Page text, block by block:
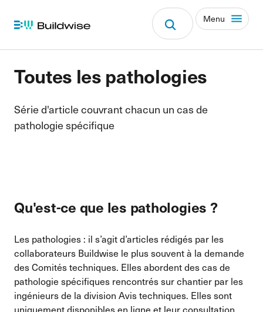
Menu
Toutes les pathologies
Série d'article couvrant chacun un cas de
pathologie spécifique
Qu'est-ce que les pathologies ?
Les pathologies : il s’agit d’articles rédigés par les
collaborateurs Buildwise le plus souvent à la demande
des Comités techniques. Elles abordent des cas de
pathologie spécifiques rencontrés sur chantier par les
ingénieurs de la division Avis techniques. Elles sont
uniquement disponibles en ligne et leur consultation